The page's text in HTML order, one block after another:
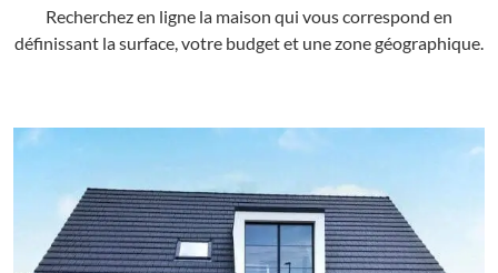
Recherchez en ligne la maison qui vous correspond en
définissant la surface, votre budget et une zone géographique.